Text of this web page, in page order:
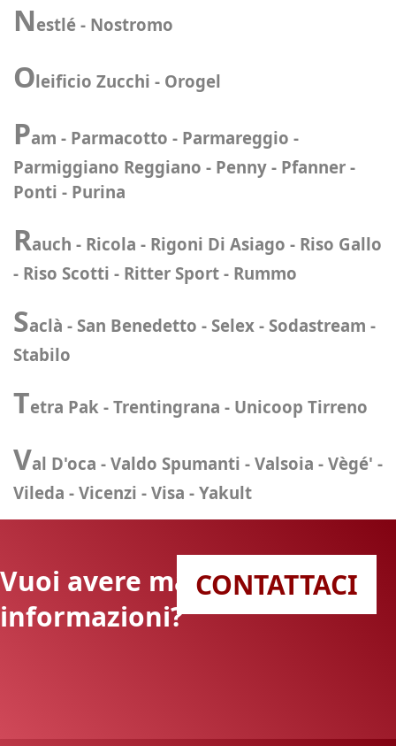
Nestlé - Nostromo
Oleificio Zucchi - Orogel
Pam - Parmacotto - Parmareggio -
Parmiggiano Reggiano - Penny - Pfanner -
Ponti - Purina
Rauch - Ricola - Rigoni Di Asiago - Riso Gallo
- Riso Scotti - Ritter Sport - Rummo
Saclà - San Benedetto - Selex - Sodastream -
Stabilo
Tetra Pak - Trentingrana - Unicoop Tirreno
Val D'oca - Valdo Spumanti - Valsoia - Vègé' -
Vileda - Vicenzi - Visa - Yakult
Vuoi avere maggiori
informazioni?
CONTATTACI